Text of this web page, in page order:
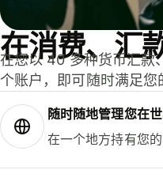
在消费、汇
在您以 40 多种货币汇款
个账户，即可随时满足您
随时随地管理您在世
在一个地方持有您